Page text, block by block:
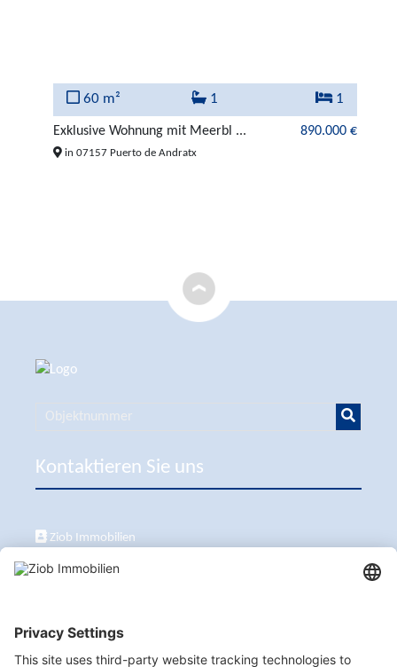
60 m² 1 1
Exklusive Wohnung mit Meerbl ... 890.000 €
in 07157 Puerto de Andratx
Kontaktieren Sie uns
Ziob Immobilien
Calle Peix 2, 07157 Puerto de Andratx